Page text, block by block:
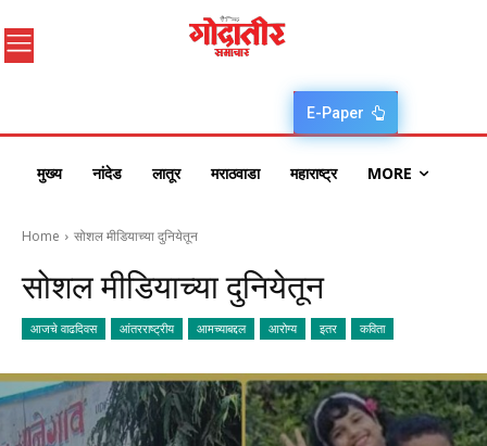
E-Paper
मुख्य नांदेड लातूर मराठवाडा महाराष्ट्र MORE
Home सोशल मीडियाच्या दुनियेतून
सोशल मीडियाच्या दुनियेतून
आजचे वाढदिवस आंतरराष्ट्रीय आमच्याबद्दल आरोग्य इतर कविता